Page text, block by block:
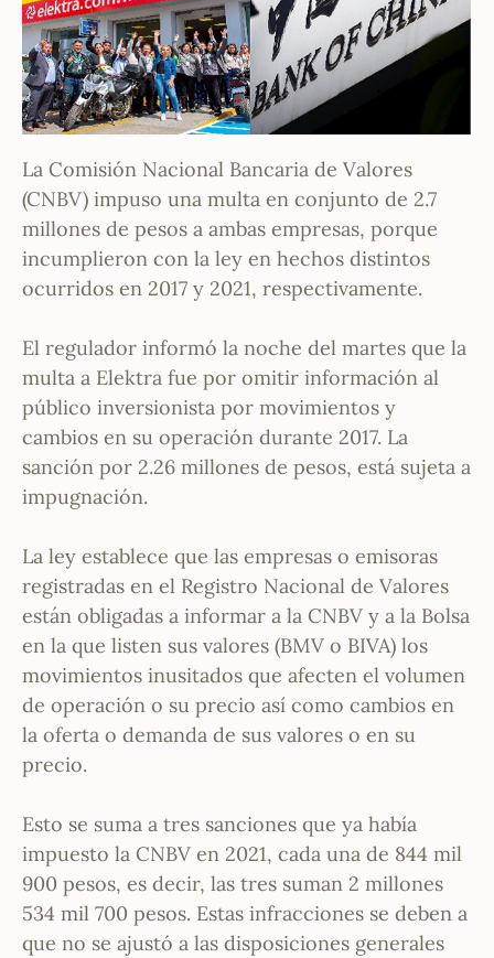
La Comisión Nacional Bancaria de Valores
(CNBV) impuso una multa en conjunto de 2.7
millones de pesos a ambas empresas, porque
incumplieron con la ley en hechos distintos
ocurridos en 2017 y 2021, respectivamente.
El regulador informó la noche del martes que la
multa a Elektra fue por omitir información al
público inversionista por movimientos y
cambios en su operación durante 2017. La
sanción por 2.26 millones de pesos, está sujeta a
impugnación.
La ley establece que las empresas o emisoras
registradas en el Registro Nacional de Valores
están obligadas a informar a la CNBV y a la Bolsa
en la que listen sus valores (BMV o BIVA) los
movimientos inusitados que afecten el volumen
de operación o su precio así como cambios en
la oferta o demanda de sus valores o en su
precio.
Esto se suma a tres sanciones que ya había
impuesto la CNBV en 2021, cada una de 844 mil
900 pesos, es decir, las tres suman 2 millones
534 mil 700 pesos. Estas infracciones se deben a
que no se ajustó a las disposiciones generales